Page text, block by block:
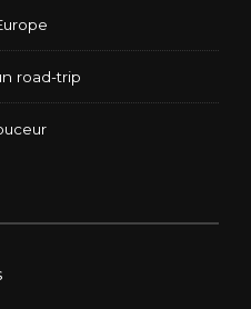
road-trip